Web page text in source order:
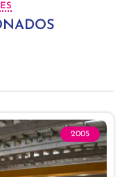
2005